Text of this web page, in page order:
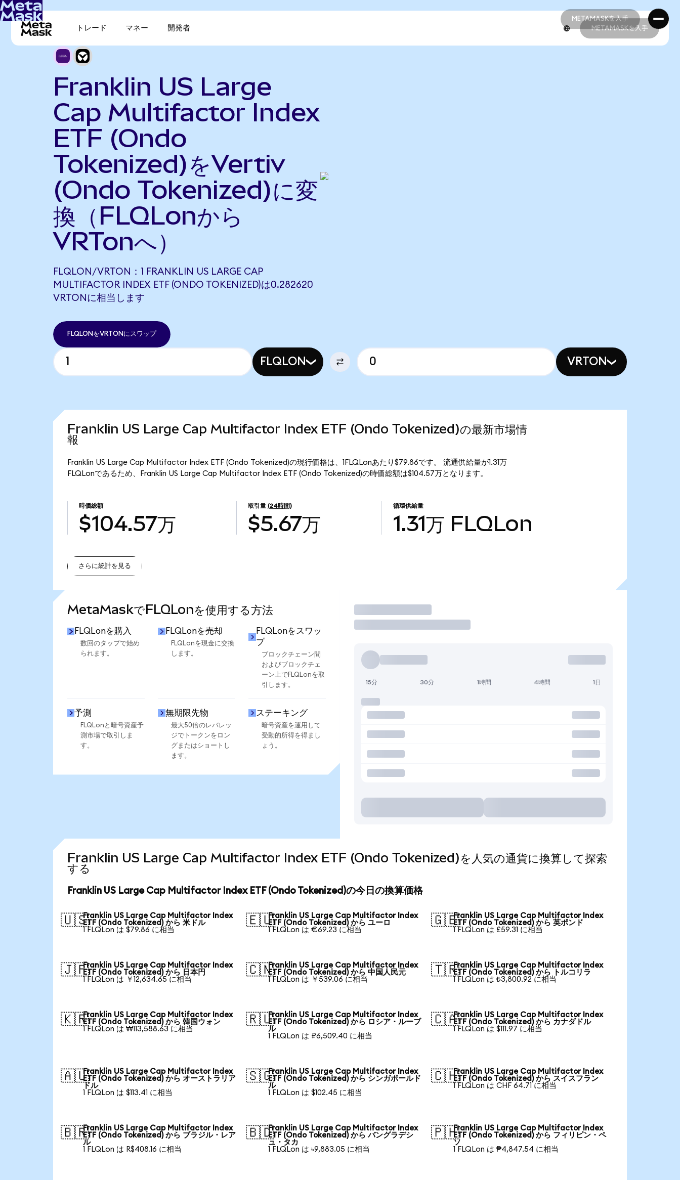
METAMASKを入手
METAMASKを入手
トレード マネー 開発者 METAMASKを入手
Franklin US Large
Cap Multifactor Index
ETF (Ondo
Tokenized)をVertiv
(Ondo Tokenized)に変
換（FLQLonから
VRTonへ）
FLQLON/VRTON：1 FRANKLIN US LARGE CAP
MULTIFACTOR INDEX ETF (ONDO TOKENIZED)は0.282620
VRTONに相当します
FLQLONをVRTONにスワップ
FLQLON VRTON
Franklin US Large Cap Multifactor Index ETF (Ondo Tokenized)の最新市場情
報
Franklin US Large Cap Multifactor Index ETF (Ondo Tokenized)の現行価格は、1FLQLonあたり$79.86です。 流通供給量が1.31万
FLQLonであるため、Franklin US Large Cap Multifactor Index ETF (Ondo Tokenized)の時価総額は$104.57万となります。
時価総額
$104.57万
取引量 (24時間)
$5.67万
循環供給量
1.31万 FLQLon
さらに統計を見る
MetaMaskでFLQLonを使用する方法
FLQLonを購入
数回のタップで始め
られます。
FLQLonを売却
FLQLonを現金に交換
します。
FLQLonをスワッ
プ
ブロックチェーン間
およびブロックチェ
ーン上でFLQLonを取
引します。
予測
FLQLonと暗号資産予
測市場で取引しま
す。
無期限先物
最大50倍のレバレッ
ジでトークンをロン
グまたはショートし
ます。
ステーキング
暗号資産を運用して
受動的所得を得まし
ょう。
取引
15分 30分 1時間 4時間 1日
Franklin US Large Cap Multifactor Index ETF (Ondo Tokenized)を人気の通貨に換算して探索
する
Franklin US Large Cap Multifactor Index ETF (Ondo Tokenized)の今日の換算価格
🇺🇸Franklin US Large Cap Multifactor Index
ETF (Ondo Tokenized) から 米ドル
1 FLQLon は $79.86 に相当
🇪🇺Franklin US Large Cap Multifactor Index
ETF (Ondo Tokenized) から ユーロ
1 FLQLon は €69.23 に相当
🇬🇧Franklin US Large Cap Multifactor Index
ETF (Ondo Tokenized) から 英ポンド
1 FLQLon は £59.31 に相当
🇯🇵Franklin US Large Cap Multifactor Index
ETF (Ondo Tokenized) から 日本円
1 FLQLon は ￥12,634.65 に相当
🇨🇳Franklin US Large Cap Multifactor Index
ETF (Ondo Tokenized) から 中国人民元
1 FLQLon は ￥539.06 に相当
🇹🇷Franklin US Large Cap Multifactor Index
ETF (Ondo Tokenized) から トルコリラ
1 FLQLon は ₺3,800.92 に相当
🇰🇷Franklin US Large Cap Multifactor Index
ETF (Ondo Tokenized) から 韓国ウォン
1 FLQLon は ₩113,588.63 に相当
🇷🇺Franklin US Large Cap Multifactor Index
ETF (Ondo Tokenized) から ロシア・ルーブ
ル
1 FLQLon は ₽6,509.40 に相当
🇨🇦Franklin US Large Cap Multifactor Index
ETF (Ondo Tokenized) から カナダドル
1 FLQLon は $111.97 に相当
🇦🇺Franklin US Large Cap Multifactor Index
ETF (Ondo Tokenized) から オーストラリア
ドル
1 FLQLon は $113.41 に相当
🇸🇬Franklin US Large Cap Multifactor Index
ETF (Ondo Tokenized) から シンガポールド
ル
1 FLQLon は $102.45 に相当
🇨🇭Franklin US Large Cap Multifactor Index
ETF (Ondo Tokenized) から スイスフラン
1 FLQLon は CHF 64.71 に相当
🇧🇷Franklin US Large Cap Multifactor Index
ETF (Ondo Tokenized) から ブラジル・レア
ル
1 FLQLon は R$408.16 に相当
🇧🇩Franklin US Large Cap Multifactor Index
ETF (Ondo Tokenized) から バングラデシ
ュ・タカ
1 FLQLon は ৳9,883.05 に相当
🇵🇭Franklin US Large Cap Multifactor Index
ETF (Ondo Tokenized) から フィリピン・ペ
ソ
1 FLQLon は ₱4,847.54 に相当